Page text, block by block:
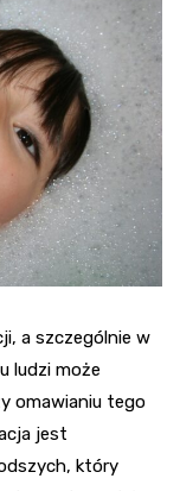
a szczególnie w
ludzi może
omawianiu tego
jest
który